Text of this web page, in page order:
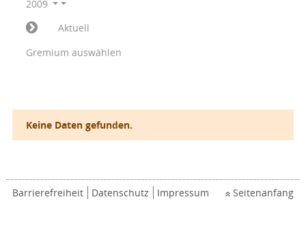
2009
Aktuell
Gremium auswählen
Keine Daten gefunden.
Barrierefreiheit Datenschutz Impressum Seitenanfang